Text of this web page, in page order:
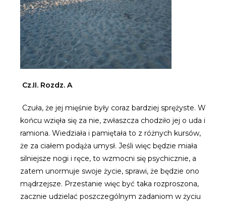
Cz.II. Rozdz. A
Czuła, że jej mięśnie były coraz bardziej sprężyste. W
końcu wzięła się za nie, zwłaszcza chodziło jej o uda i
ramiona. Wiedziała i pamiętała to z różnych kursów,
że za ciałem podąża umysł. Jeśli więc będzie miała
silniejsze nogi i ręce, to wzmocni się psychicznie, a
zatem unormuje swoje życie, sprawi, że będzie ono
mądrzejsze. Przestanie więc być taka rozproszona,
zacznie udzielać poszczególnym zadaniom w życiu